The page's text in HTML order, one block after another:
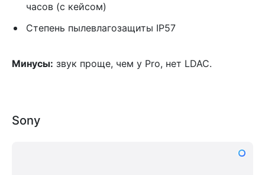
часов (с кейсом)
Степень пылевлагозащиты IP57
Минусы: звук проще, чем у Pro, нет LDAC.
Sony